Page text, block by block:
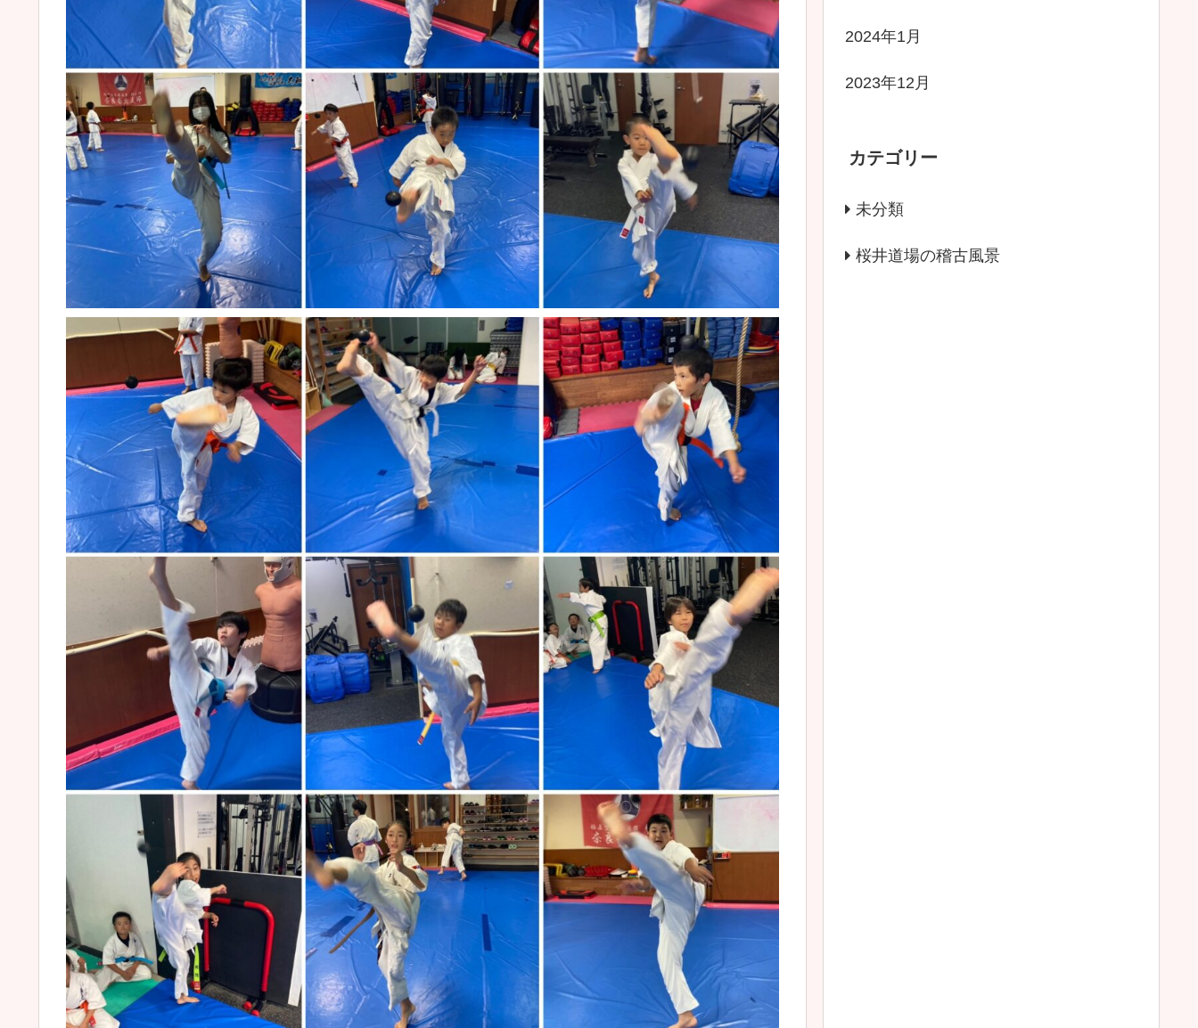
2024年1月
2023年12月
カテゴリー
未分類
桜井道場の稽古風景